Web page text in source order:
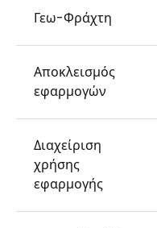
Γεω-Φράχτη
Αποκλεισμός
εφαρμογών
Διαχείριση
χρήσης
εφαρμογής